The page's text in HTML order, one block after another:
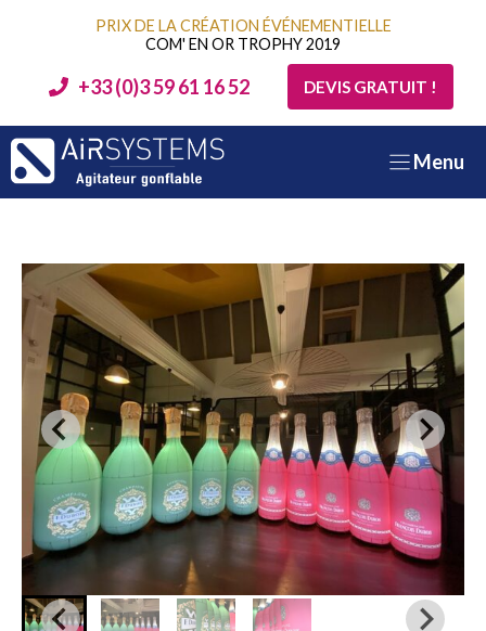
contenu
PRIX DE LA CRÉATION ÉVÉNEMENTIELLE
COM' EN OR TROPHY 2019
+33 (0)3 59 61 16 52 DEVIS GRATUIT !
Menu